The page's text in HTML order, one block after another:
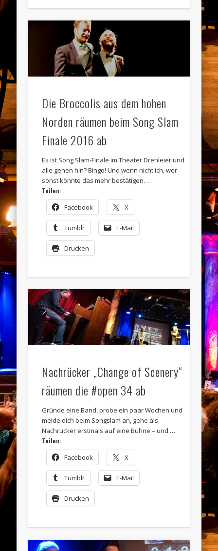
Die Broccolis aus dem hohen
Norden räumen beim Song Slam
Finale 2016 ab
Es ist Song Slam-Finale im Theater Drehleier und
alle gehen hin? Bingo! Und wenn nicht ich, wer
sonst könnte das mehr bestätigen. …
Teilen:
Facebook X
Tumblr E-Mail
Drucken
Nachrücker „Change of Scenery“
räumen die #open 34 ab
Gründe eine Band, probe ein paar Wochen und
melde dich beim Songslam an, gehe als
Nachrücker erstmals auf eine Bühne – und …
Teilen:
Facebook X
Tumblr E-Mail
Drucken